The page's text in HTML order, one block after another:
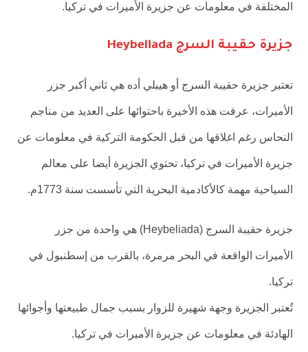
المختلفة في معلومات عن جزيرة الأميرات في تركيا.
جزيرة حقيبة السرج Heybeliada
تعتبر جزيرة حقيبة السرج أو هيبلي أده هي ثاني أكبر جزر
الأميرات، عرفت هذه الأخيرة باحتوائها على العديد من مناجم
النحاس رغم اغلاقها من قبل الحكومة التركية في معلومات عن
جزيرة الأميرات في تركيا، تحتوي الجزيرة أيضا على معالم
السياحية مهمة كالأكادمية البحرية التي تأسست سنة 1773م.
جزيرة حقيبة السرج (Heybeliada) هي واحدة من جزر
الأميرات الواقعة في البحر مرمرة، بالقرب من إسطنبول في
تركيا.
تُعتبر الجزيرة وجهة شهيرة للزوار بسبب جمال طبيعتها وأجوائها
الهادئة في معلومات عن جزيرة الأميرات في تركيا.